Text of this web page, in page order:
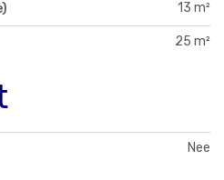
13 m²
25 m²
Nee